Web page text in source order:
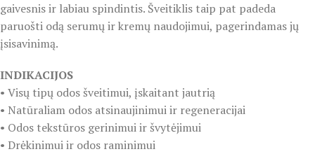
gaivesnis ir labiau spindintis. Šveitiklis taip pat padeda
paruošti odą serumų ir kremų naudojimui, pagerindamas jų
įsisavinimą.
INDIKACIJOS
• Visų tipų odos šveitimui, įskaitant jautrią
• Natūraliam odos atsinaujinimui ir regeneracijai
• Odos tekstūros gerinimui ir švytėjimui
• Drėkinimui ir odos raminimui